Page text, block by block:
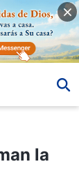
la